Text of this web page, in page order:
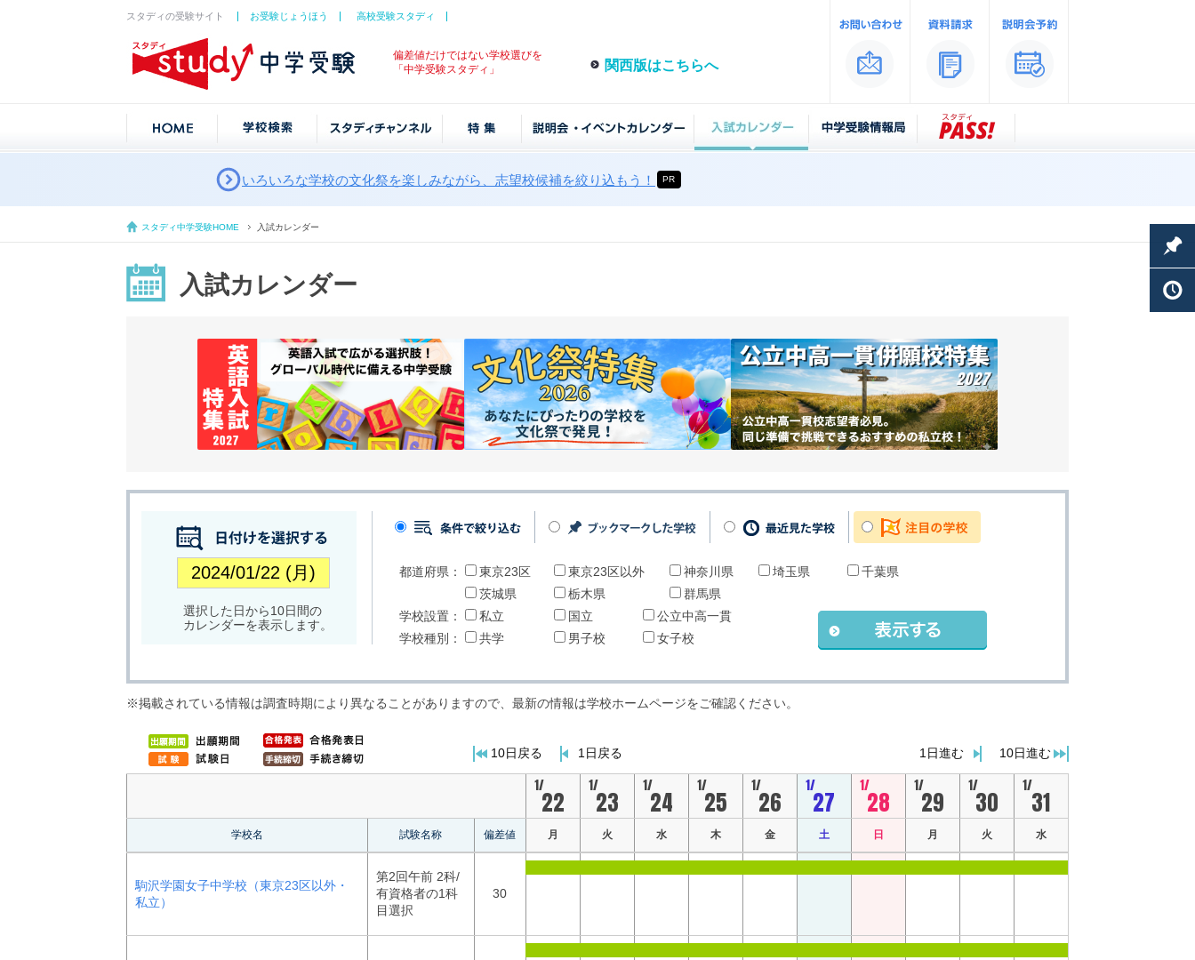
スタディの受験サイト お受験じょうほう 高校受験スタディ
偏差値だけではない学校選びを
「中学受験スタディ」
関西版はこちらへ
いろいろな学校の文化祭を楽しみながら、志望校候補を絞り込もう！ PR
スタディ中学受験HOME 入試カレンダー
入試カレンダー
選択した日から10日間の
カレンダーを表示します。
都道府県： 東京23区 東京23区以外 神奈川県 埼玉県
千葉県
茨城県
栃木県
群馬県
学校設置：
私立 国立
公立中高一貫
学校種別：
共学 男子校 女子校
※掲載されている情報は調査時期により異なることがありますので、最新の情報は学校ホームページをご確認ください。
10日戻る 1日戻る 10日進む
1日進む
1/
22
1/
23
1/
24
1/
25
1/
26
1/
27
1/
28
1/
29
1/
30
1/
31
学校名 試験名称 偏差値 月 火 水 木 金 土 日 月 火 水
駒沢学園女子中学校（東京23区以外・
私立）
第2回午前 2科/
有資格者の1科
目選択
30